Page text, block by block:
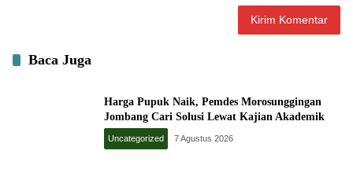
Baca Juga
Harga Pupuk Naik, Pemdes Morosunggingan
Jombang Cari Solusi Lewat Kajian Akademik
Uncategorized 7 Agustus 2026